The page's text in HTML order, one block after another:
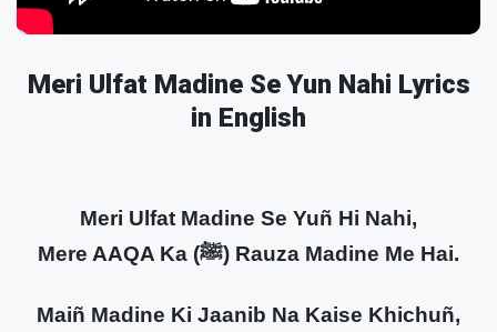
Meri Ulfat Madine Se Yun Nahi Lyrics
in English
Meri Ulfat Madine Se Yuñ Hi Nahi,
Mere AAQA Ka (ﷺ) Rauza Madine Me Hai.
Maiñ Madine Ki Jaanib Na Kaise Khichuñ,